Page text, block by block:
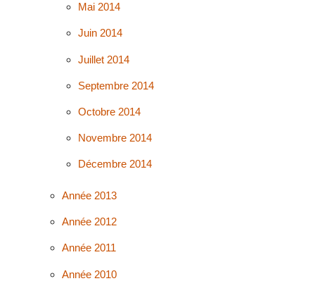
Mai 2014
Juin 2014
Juillet 2014
Septembre 2014
Octobre 2014
Novembre 2014
Décembre 2014
Année 2013
Année 2012
Année 2011
Année 2010